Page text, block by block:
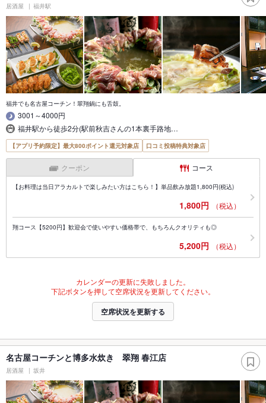
居酒屋 福井駅
福井でも名古屋コーチン！翠翔鍋にも舌鼓。
3001～4000円
福井駅から徒歩2分(駅前秋吉さんの1本裏手路地…
【アプリ予約限定】最大800ポイント還元対象店 口コミ投稿特典対象店
クーポン コース
【お料理は当日アラカルトで楽しみたい方はこちら！】単品飲み放題1,800円(税込)
1,800円 （税込）
翔コース【5200円】歓迎会で使いやすい価格帯で、もちろんクオリティも◎
5,200円 （税込）
カレンダーの更新に失敗しました。
下記ボタンを押して空席状況を更新してください。
空席状況を更新する
名古屋コーチンと博多水炊き 翠翔 春江店
居酒屋 坂井